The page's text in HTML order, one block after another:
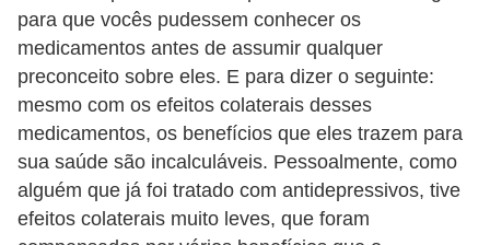
para que vocês pudessem conhecer os
medicamentos antes de assumir qualquer
preconceito sobre eles. E para dizer o seguinte:
mesmo com os efeitos colaterais desses
medicamentos, os benefícios que eles trazem para
sua saúde são incalculáveis. Pessoalmente, como
alguém que já foi tratado com antidepressivos, tive
efeitos colaterais muito leves, que foram